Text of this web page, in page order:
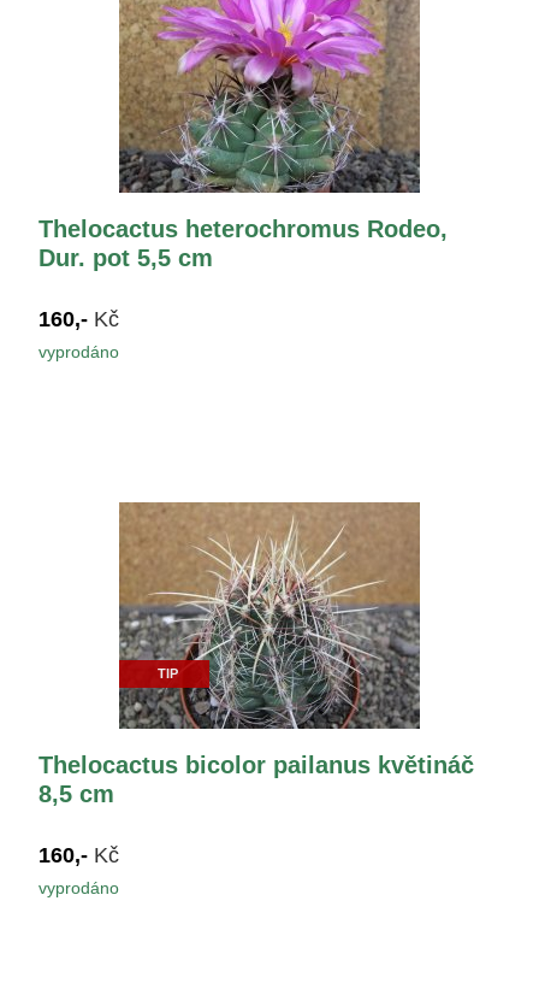
Thelocactus heterochromus Rodeo,
Dur. pot 5,5 cm
160,- Kč
vyprodáno
TIP
Thelocactus bicolor pailanus květináč
8,5 cm
160,- Kč
vyprodáno